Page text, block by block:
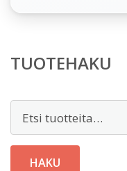
TUOTEHAKU
HAKU